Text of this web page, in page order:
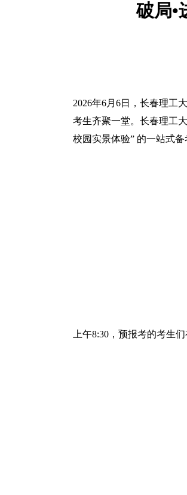
破局•
2026年6月6日，长春理工
考生齐聚一堂。长春理工
校园实景体验” 的一站式备
上午8:30，预报考的考生